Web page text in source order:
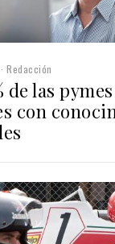
Redacción
de las
con